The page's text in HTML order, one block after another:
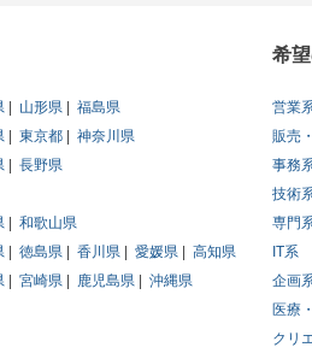
山形県
福島県
東京都
神奈川県
長野県
和歌山県
徳島県 香川県 愛媛県
高知県
宮崎県 鹿児島県
沖縄県
希
営業
販売
事務
技術
専門
IT系
企画
医療
クリ